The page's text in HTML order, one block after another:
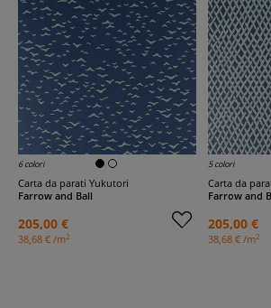
6 colori
Carta da parati Yukutori
Farrow and Ball
205,00 €
38,68 € /m2
5 colori
Carta da
Farrow and
205,00 €
38,68 € /m2